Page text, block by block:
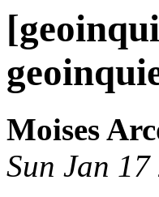
Moises
Sun Jan